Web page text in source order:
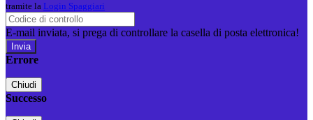
tramite la Login Spaggiari
E-mail inviata, si prega di controllare la casella di posta elettronica!
Errore
Chiudi
Successo